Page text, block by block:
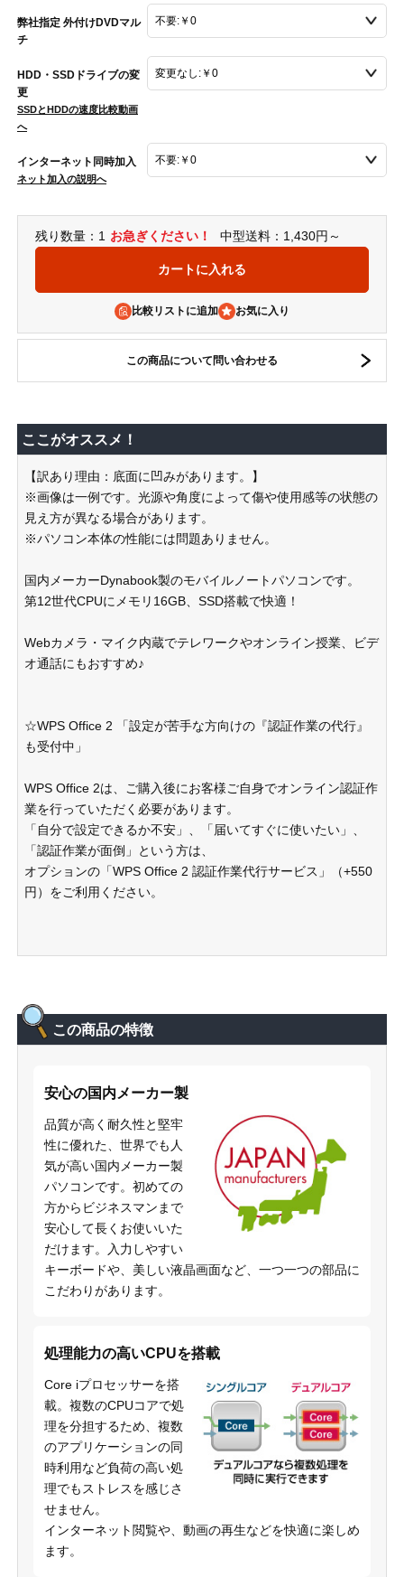
弊社指定 外付けDVDマル
チ
HDD・SSDドライブの変
更
SSDとHDDの速度比較動画
へ
インターネット同時加入
ネット加入の説明へ
残り数量：1 お急ぎください！ 中型送料：1,430円～
比較リストに追加
この商品について問い合わせる
ここがオススメ！
【訳あり理由：底面に凹みがあります。】
※画像は一例です。光源や角度によって傷や使用感等の状態の
見え方が異なる場合があります。
※パソコン本体の性能には問題ありません。
国内メーカーDynabook製のモバイルノートパソコンです。
第12世代CPUにメモリ16GB、SSD搭載で快適！
Webカメラ・マイク内蔵でテレワークやオンライン授業、ビデ
オ通話にもおすすめ♪
☆WPS Office 2 「設定が苦手な方向けの『認証作業の代行』
も受付中」
WPS Office 2は、ご購入後にお客様ご自身でオンライン認証作
業を行っていただく必要があります。
「自分で設定できるか不安」、「届いてすぐに使いたい」、
「認証作業が面倒」という方は、
オプションの「WPS Office 2 認証作業代行サービス」（+550
円）をご利用ください。
この商品の特徴
安心の国内メーカー製
品質が高く耐久性と堅牢
性に優れた、世界でも人
気が高い国内メーカー製
パソコンです。初めての
方からビジネスマンまで
安心して長くお使いいた
だけます。入力しやすい
キーボードや、美しい液晶画面など、一つ一つの部品に
こだわりがあります。
処理能力の高いCPUを搭載
Core iプロセッサーを搭
載。複数のCPUコアで処
理を分担するため、複数
のアプリケーションの同
時利用など負荷の高い処
理でもストレスを感じさ
せません。
インターネット閲覧や、動画の再生などを快適に楽しめ
ます。